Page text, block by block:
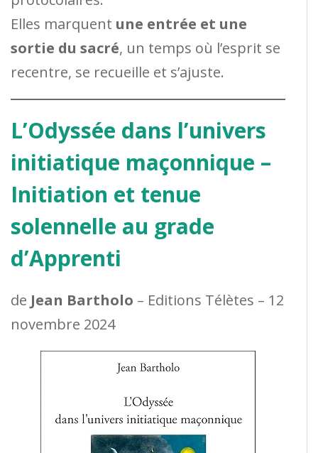
Elles marquent une entrée et une
sortie du sacré, un temps où l’esprit se
recentre, se recueille et s’ajuste.
L’Odyssée dans l’univers
initiatique maçonnique –
Initiation et tenue
solennelle au grade
d’Apprenti
de Jean Bartholo – Editions Télètes – 12
novembre 2024